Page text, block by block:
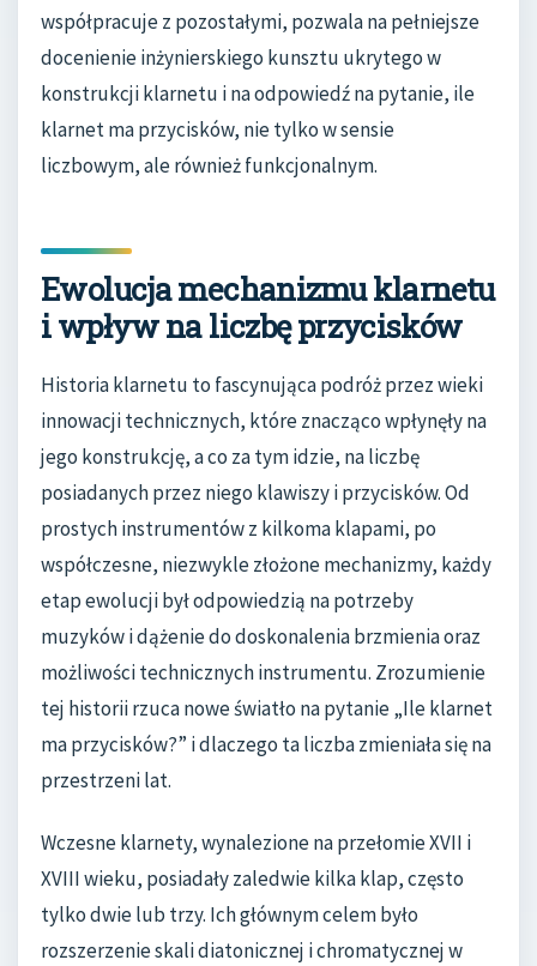
współpracuje z pozostałymi, pozwala na pełniejsze
docenienie inżynierskiego kunsztu ukrytego w
konstrukcji klarnetu i na odpowiedź na pytanie, ile
klarnet ma przycisków, nie tylko w sensie
liczbowym, ale również funkcjonalnym.
Ewolucja mechanizmu klarnetu
i wpływ na liczbę przycisków
Historia klarnetu to fascynująca podróż przez wieki
innowacji technicznych, które znacząco wpłynęły na
jego konstrukcję, a co za tym idzie, na liczbę
posiadanych przez niego klawiszy i przycisków. Od
prostych instrumentów z kilkoma klapami, po
współczesne, niezwykle złożone mechanizmy, każdy
etap ewolucji był odpowiedzią na potrzeby
muzyków i dążenie do doskonalenia brzmienia oraz
możliwości technicznych instrumentu. Zrozumienie
tej historii rzuca nowe światło na pytanie „Ile klarnet
ma przycisków?” i dlaczego ta liczba zmieniała się na
przestrzeni lat.
Wczesne klarnety, wynalezione na przełomie XVII i
XVIII wieku, posiadały zaledwie kilka klap, często
tylko dwie lub trzy. Ich głównym celem było
rozszerzenie skali diatonicznej i chromatycznej w